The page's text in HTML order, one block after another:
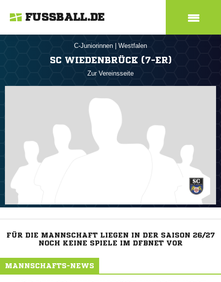
FUSSBALL.DE
C-Juniorinnen Westfalen
SC WIEDENBRÜCK (7-ER)
Zur Vereinsseite
FÜR DIE MANNSCHAFT LIEGEN IN DER SAISON 26/27
NOCH KEINE SPIELE IM DFBNET VOR
MANNSCHAFTS-NEWS